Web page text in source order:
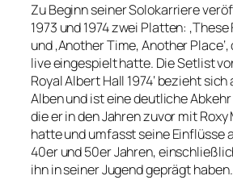
Zu Beginn seiner Solokarriere
1973 und 1974 zwei Platten: ‚These
und ‚Another Time, Another
live eingespielt hatte. Die Setlist
Royal Albert Hall 1974‘ bezieht
Alben und ist eine deutliche
die er in den Jahren zuvor mit
hatte und umfasst seine Einflüsse
40er und 50er Jahren,
ihn in seiner Jugend geprägt haben.